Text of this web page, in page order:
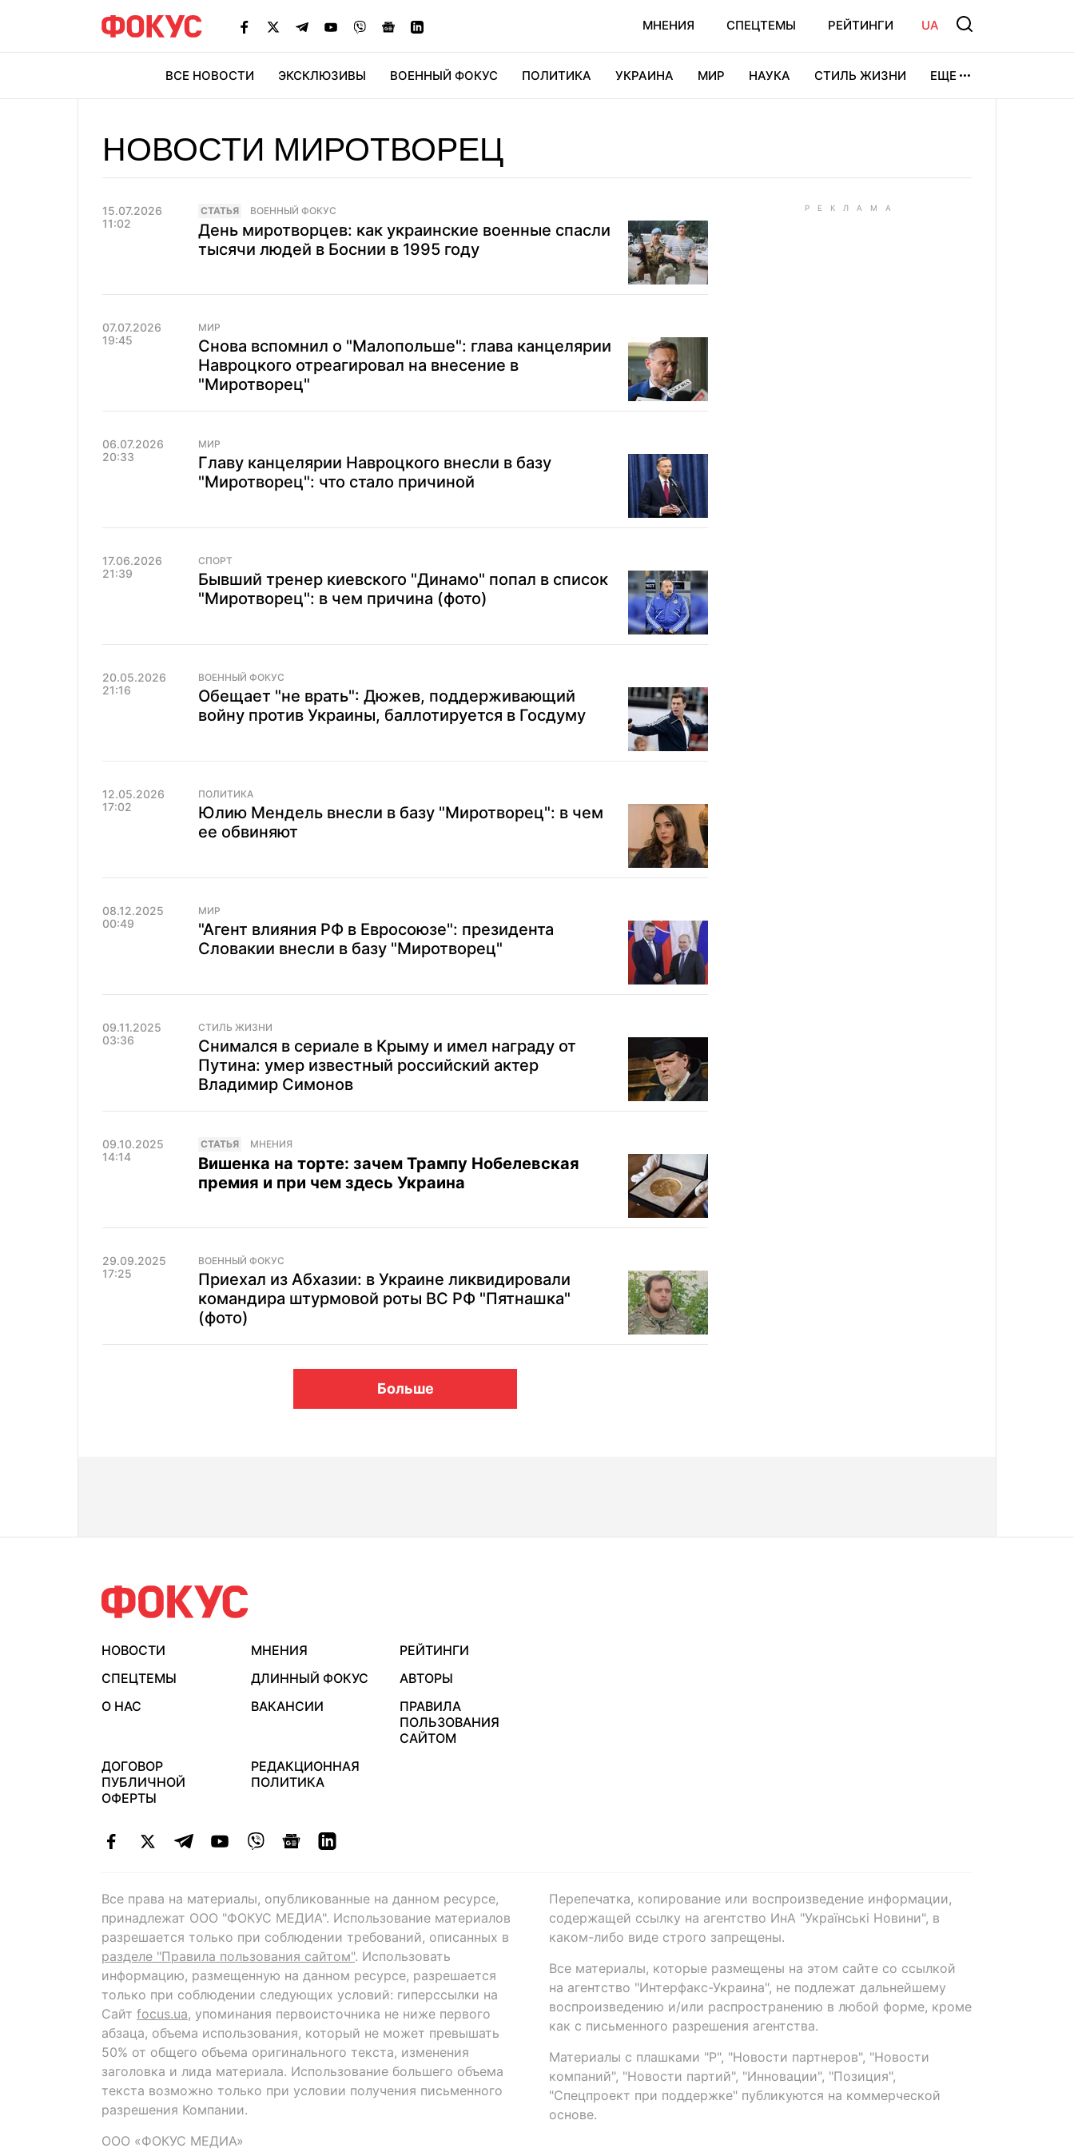
МНЕНИЯ СПЕЦТЕМЫ РЕЙТИНГИ UA
ВСЕ НОВОСТИ ЭКСКЛЮЗИВЫ ВОЕННЫЙ ФОКУС ПОЛИТИКА УКРАИНА МИР НАУКА СТИЛЬ ЖИЗНИ ЕЩЕ
НОВОСТИ МИРОТВОРЕЦ
15.07.2026
11:02
CТАТЬЯ ВОЕННЫЙ ФОКУС
День миротворцев: как украинские военные спасли
тысячи людей в Боснии в 1995 году
07.07.2026
19:45
МИР
Снова вспомнил о "Малопольше": глава канцелярии
Навроцкого отреагировал на внесение в
"Миротворец"
06.07.2026
20:33
МИР
Главу канцелярии Навроцкого внесли в базу
"Миротворец": что стало причиной
17.06.2026
21:39
СПОРТ
Бывший тренер киевского "Динамо" попал в список
"Миротворец": в чем причина (фото)
20.05.2026
21:16
ВОЕННЫЙ ФОКУС
Обещает "не врать": Дюжев, поддерживающий
войну против Украины, баллотируется в Госдуму
12.05.2026
17:02
ПОЛИТИКА
Юлию Мендель внесли в базу "Миротворец": в чем
ее обвиняют
08.12.2025
00:49
МИР
"Агент влияния РФ в Евросоюзе": президента
Словакии внесли в базу "Миротворец"
09.11.2025
03:36
СТИЛЬ ЖИЗНИ
Снимался в сериале в Крыму и имел награду от
Путина: умер известный российский актер
Владимир Симонов
09.10.2025
14:14
CТАТЬЯ МНЕНИЯ
Вишенка на торте: зачем Трампу Нобелевская
премия и при чем здесь Украина
29.09.2025
17:25
ВОЕННЫЙ ФОКУС
Приехал из Абхазии: в Украине ликвидировали
командира штурмовой роты ВС РФ "Пятнашка"
(фото)
Больше
НОВОСТИ МНЕНИЯ
РЕЙТИНГИ
СПЕЦТЕМЫ
ДЛИННЫЙ ФОКУС
АВТОРЫ
О НАС
ВАКАНСИИ
ПРАВИЛА
ПОЛЬЗОВАНИЯ
САЙТОМ
ДОГОВОР
ПУБЛИЧНОЙ
ОФЕРТЫ
РЕДАКЦИОННАЯ
ПОЛИТИКА
Все права на материалы, опубликованные на данном ресурсе,
принадлежат ООО "ФОКУС МЕДИА". Использование материалов
разрешается только при соблюдении требований, описанных в
разделе "Правила пользования сайтом". Использовать
информацию, размещенную на данном ресурсе, разрешается
только при соблюдении следующих условий: гиперссылки на
Сайт focus.ua, упоминания первоисточника не ниже первого
абзаца, объема использования, который не может превышать
50% от общего объема оригинального текста, изменения
заголовка и лида материала. Использование большего объема
текста возможно только при условии получения письменного
разрешения Компании.
ООО «ФОКУС МЕДИА»
Перепечатка, копирование или воспроизведение информации,
содержащей ссылку на агентство ИнА "Українські Новини", в
каком-либо виде строго запрещены.
Все материалы, которые размещены на этом сайте со ссылкой
на агентство "Интерфакс-Украина", не подлежат дальнейшему
воспроизведению и/или распространению в любой форме, кроме
как с письменного разрешения агентства.
Материалы с плашками "Р", "Новости партнеров", "Новости
компаний", "Новости партий", "Инновации", "Позиция",
"Спецпроект при поддержке" публикуются на коммерческой
основе.